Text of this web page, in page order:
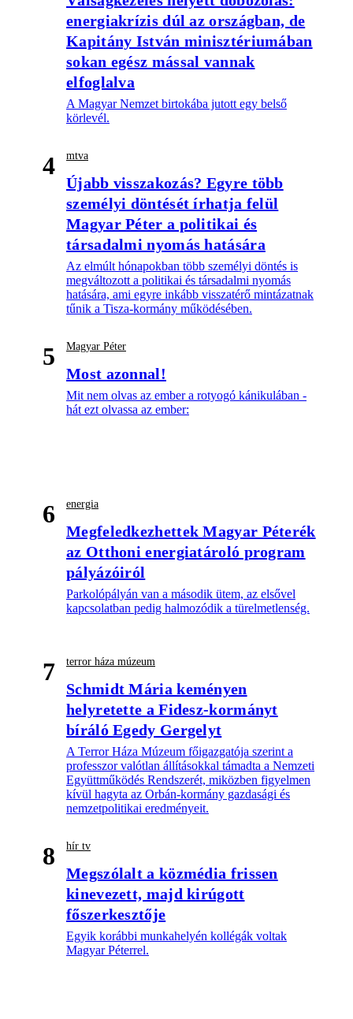
energiakrízis dúl az országban, de
Kapitány István minisztériumában
sokan egész mással vannak
elfoglalva
A Magyar Nemzet birtokába jutott egy belső
körlevél.
4 mtva
Újabb visszakozás? Egyre több
személyi döntését írhatja felül
Magyar Péter a politikai és
társadalmi nyomás hatására
Az elmúlt hónapokban több személyi döntés is
megváltozott a politikai és társadalmi nyomás
hatására, ami egyre inkább visszatérő mintázatnak
tűnik a Tisza-kormány működésében.
5 Magyar Péter
Most azonnal!
Mit nem olvas az ember a rotyogó kánikulában -
hát ezt olvassa az ember:
6 energia
Megfeledkezhettek Magyar Péterék
az Otthoni energiatároló program
pályázóiról
Parkolópályán van a második ütem, az elsővel
kapcsolatban pedig halmozódik a türelmetlenség.
7 terror háza múzeum
Schmidt Mária keményen
helyretette a Fidesz-kormányt
bíráló Egedy Gergelyt
A Terror Háza Múzeum főigazgatója szerint a
professzor valótlan állításokkal támadta a Nemzeti
Együttműködés Rendszerét, miközben figyelmen
kívül hagyta az Orbán-kormány gazdasági és
nemzetpolitikai eredményeit.
8 hír tv
Megszólalt a közmédia frissen
kinevezett, majd kirúgott
főszerkesztője
Egyik korábbi munkahelyén kollégák voltak
Magyar Péterrel.